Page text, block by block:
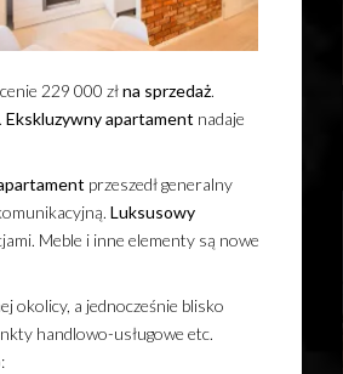
229 000 złna sprzedaż.
Ekskluzywny apartament nadaje
przeszedł generalny
Luksusowy
Meble i inne elementy są nowe
okolicy, a jednocześnie blisko
handlowo-usługowe etc.